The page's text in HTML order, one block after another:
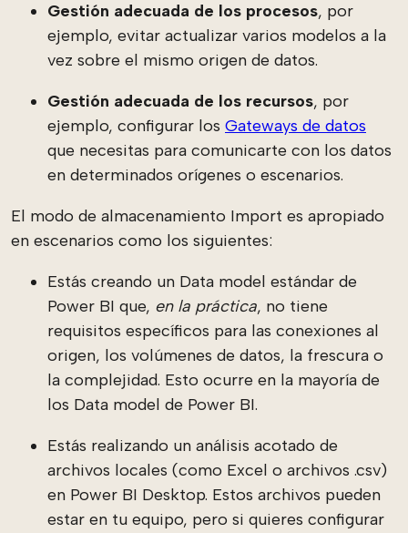
Gestión adecuada de los procesos, por
ejemplo, evitar actualizar varios modelos a la
vez sobre el mismo origen de datos.
Gestión adecuada de los recursos, por
ejemplo, configurar los Gateways de datos
que necesitas para comunicarte con los datos
en determinados orígenes o escenarios.
El modo de almacenamiento Import es apropiado
en escenarios como los siguientes:
Estás creando un Data model estándar de
Power BI que, en la práctica, no tiene
requisitos específicos para las conexiones al
origen, los volúmenes de datos, la frescura o
la complejidad. Esto ocurre en la mayoría de
los Data model de Power BI.
Estás realizando un análisis acotado de
archivos locales (como Excel o archivos .csv)
en Power BI Desktop. Estos archivos pueden
estar en tu equipo, pero si quieres configurar